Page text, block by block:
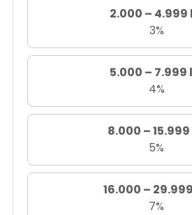
2.000 – 4.999
3%
5.000 – 7.999
4%
8.000 –
5%
16.000 –
7%